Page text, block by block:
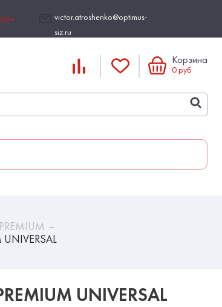
victor.atroshenko@optimus-
siz.ru
Корзина
0руб
UNIVERSAL
UNIVERSAL